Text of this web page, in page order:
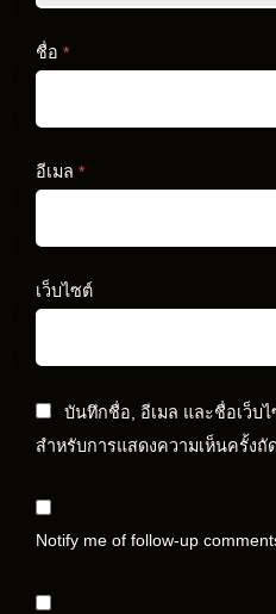
ชื่อ *
อีเมล *
เว็บไซต์
บันทึกชื่อ, อีเมล และชื่อเว็บ
สำหรับการแสดงความเห็นครั้งถัด
Notify me of follow-up